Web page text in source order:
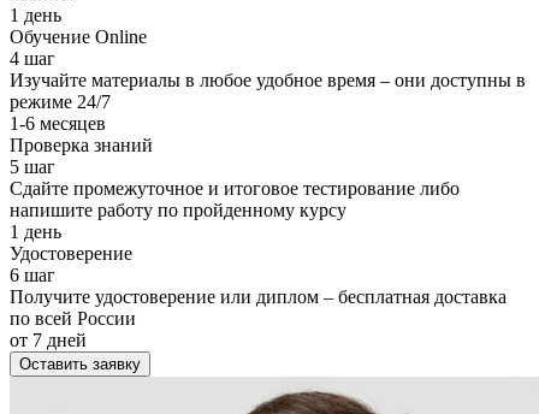
1 день
Обучение Online
4 шаг
Изучайте материалы в любое удобное время – они доступны в
режиме 24/7
1-6 месяцев
Проверка знаний
5 шаг
Сдайте промежуточное и итоговое тестирование либо
напишите работу по пройденному курсу
1 день
Удостоверение
6 шаг
Получите удостоверение или диплом – бесплатная доставка
по всей России
от 7 дней
Оставить заявку